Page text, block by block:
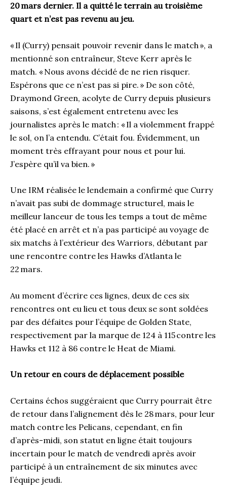
20 mars dernier. Il a quitté le terrain au troisième
quart et n’est pas revenu au jeu.
« Il (Curry) pensait pouvoir revenir dans le match », a
mentionné son entraîneur, Steve Kerr après le
match. « Nous avons décidé de ne rien risquer.
Espérons que ce n’est pas si pire. » De son côté,
Draymond Green, acolyte de Curry depuis plusieurs
saisons, s’est également entretenu avec les
journalistes après le match : « Il a violemment frappé
le sol, on l’a entendu. C’était fou. Évidemment, un
moment très effrayant pour nous et pour lui.
J’espère qu’il va bien. »
Une IRM réalisée le lendemain a confirmé que Curry
n’avait pas subi de dommage structurel, mais le
meilleur lanceur de tous les temps a tout de même
été placé en arrêt et n’a pas participé au voyage de
six matchs à l’extérieur des Warriors, débutant par
une rencontre contre les Hawks d’Atlanta le
22 mars.
Au moment d’écrire ces lignes, deux de ces six
rencontres ont eu lieu et tous deux se sont soldées
par des défaites pour l’équipe de Golden State,
respectivement par la marque de 124 à 115 contre les
Hawks et 112 à 86 contre le Heat de Miami.
Un retour en cours de déplacement possible
Certains échos suggéraient que Curry pourrait être
de retour dans l’alignement dès le 28 mars, pour leur
match contre les Pelicans, cependant, en fin
d’après-midi, son statut en ligne était toujours
incertain pour le match de vendredi après avoir
participé à un entraînement de six minutes avec
l’équipe jeudi.